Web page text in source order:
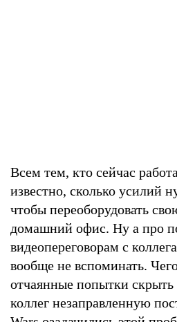
Всем тем, кто сейчас
известно, сколько усилий
чтобы переоборудовать
домашний офис. Ну а про
видеопереговорам с
вообще не вспоминать.
отчаянные попытки
коллег незаправленную